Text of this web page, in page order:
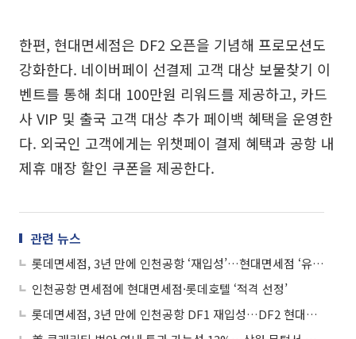
한편, 현대면세점은 DF2 오픈을 기념해 프로모션도
강화한다. 네이버페이 선결제 고객 대상 보물찾기 이
벤트를 통해 최대 100만원 리워드를 제공하고, 카드
사 VIP 및 출국 고객 대상 추가 페이백 혜택을 운영한
다. 외국인 고객에게는 위챗페이 결제 혜택과 공항 내
제휴 매장 할인 쿠폰을 제공한다.
관련 뉴스
롯데면세점, 3년 만에 인천공항 ‘재입성’…현대면세점 ‘유일 3곳 장악’(종합)
인천공항 면세점에 현대면세점·롯데호텔 ‘적격 선정’
롯데면세점, 3년 만에 인천공항 DF1 재입성…DF2 현대면세점 낙찰